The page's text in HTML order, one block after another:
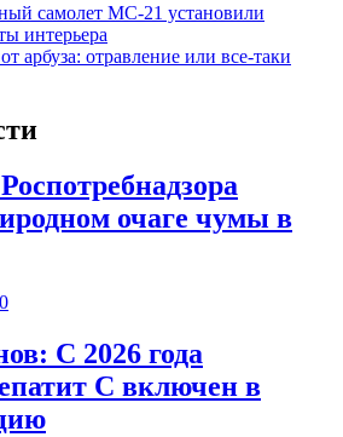
самолет МС-21 установили
интерьера
арбуза: отравление или все-таки
очаге чумы в
0
С 2026 года
С включен в